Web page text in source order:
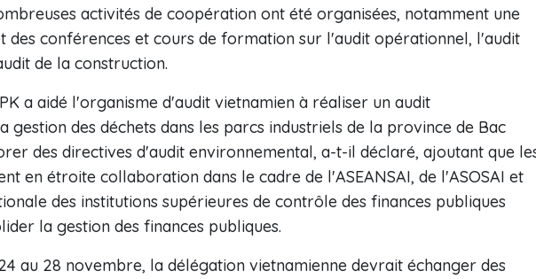
activités de coopération ont été organisées, notamment une
des conférences et cours de formation sur l'audit opérationnel, l'audit
de la construction.
a aidé l'organisme d'audit vietnamien à réaliser un audit
gestion des déchets dans les parcs industriels de la province de Bac
des directives d'audit environnemental, a-t-il déclaré, ajoutant que
en étroite collaboration dans le cadre de l'ASEANSAI, de l'ASOSAI et
des institutions supérieures de contrôle des finances publiques
la gestion des finances publiques.
au 28 novembre, la délégation vietnamienne devrait échanger des